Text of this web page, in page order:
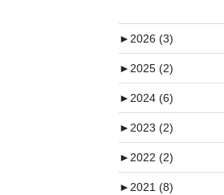
►2026 (3)
►2025 (2)
►2024 (6)
►2023 (2)
►2022 (2)
►2021 (8)